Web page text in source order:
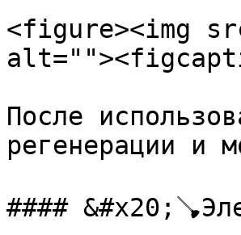
<figure><img
После
регенерации и
####